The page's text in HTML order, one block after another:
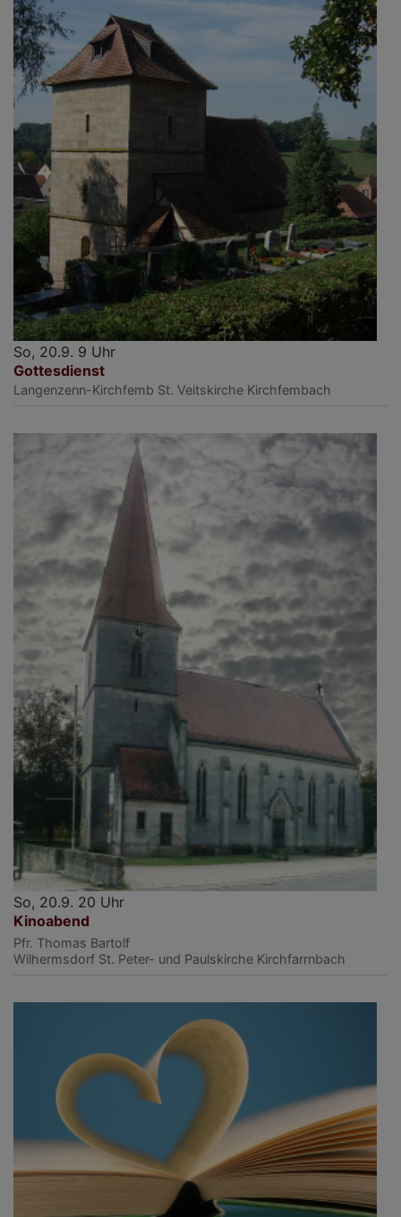
So, 20.9. 9 Uhr
Gottesdienst
Langenzenn-Kirchfemb St. Veitskirche Kirchfembach
So, 20.9. 20 Uhr
Kinoabend
Pfr. Thomas Bartolf
Wilhermsdorf St. Peter- und Paulskirche Kirchfarrnbach